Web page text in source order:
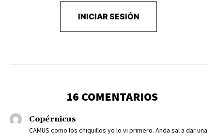
INICIAR SESIÓN
16 COMENTARIOS
Copérnicus
CAMUS como los chiquillos yo lo vi primero. Anda sal a dar una